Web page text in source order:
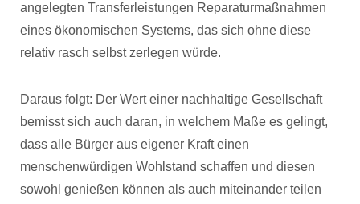
angelegten Transferleistungen Reparaturmaßnahmen
eines ökonomischen Systems, das sich ohne diese
relativ rasch selbst zerlegen würde.
Daraus folgt: Der Wert einer nachhaltige Gesellschaft
bemisst sich auch daran, in welchem Maße es gelingt,
dass alle Bürger aus eigener Kraft einen
menschenwürdigen Wohlstand schaffen und diesen
sowohl genießen können als auch miteinander teilen